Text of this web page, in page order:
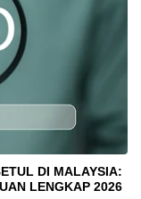
DI MALAYSIA:
LENGKAP 2026